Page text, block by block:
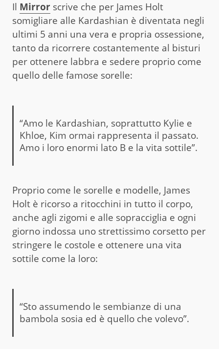
Il Mirror scrive che per James Holt
somigliare alle Kardashian è diventata negli
ultimi 5 anni una vera e propria ossessione,
tanto da ricorrere costantemente al bisturi
per ottenere labbra e sedere proprio come
quello delle famose sorelle:
“Amo le Kardashian, soprattutto Kylie e
Khloe, Kim ormai rappresenta il passato.
Amo i loro enormi lato B e la vita sottile”.
Proprio come le sorelle e modelle, James
Holt è ricorso a ritocchini in tutto il corpo,
anche agli zigomi e alle sopracciglia e ogni
giorno indossa uno strettissimo corsetto per
stringere le costole e ottenere una vita
sottile come la loro:
“Sto assumendo le sembianze di una
bambola sosia ed è quello che volevo”.